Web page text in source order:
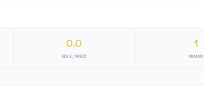
0.0
GOLE / MECZ
1
REMISY